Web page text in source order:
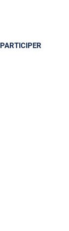
PARTICIPER